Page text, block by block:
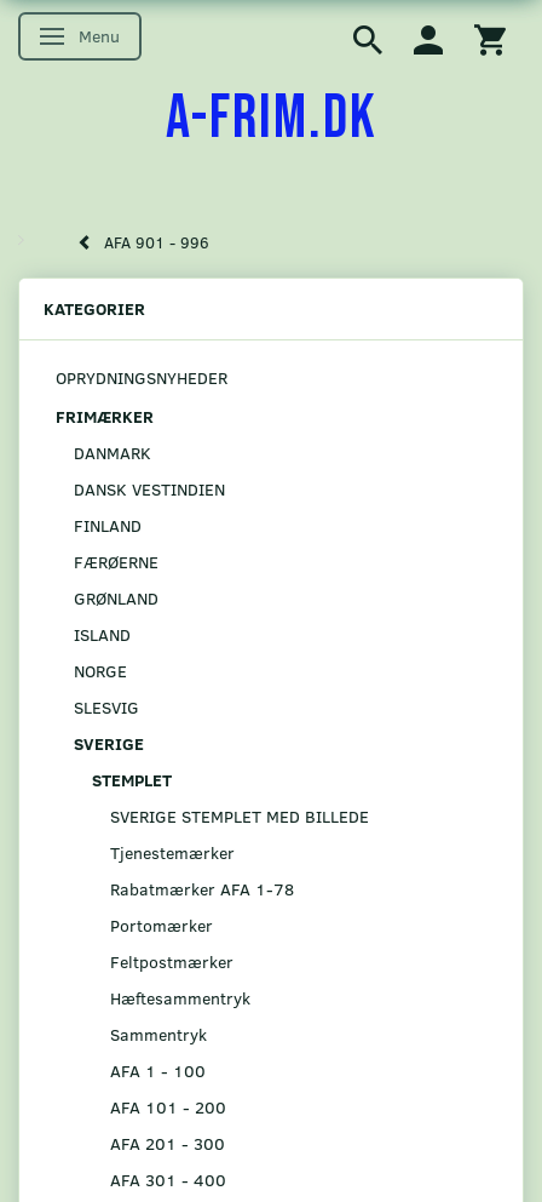
Skifte navigation
Menu
A-FRIM.DK
AFA 901 - 996
KATEGORIER
OPRYDNINGSNYHEDER
FRIMÆRKER
DANMARK
DANSK VESTINDIEN
FINLAND
FÆRØERNE
GRØNLAND
ISLAND
NORGE
SLESVIG
SVERIGE
STEMPLET
SVERIGE STEMPLET MED BILLEDE
Tjenestemærker
Rabatmærker AFA 1-78
Portomærker
Feltpostmærker
Hæftesammentryk
Sammentryk
AFA 1 - 100
AFA 101 - 200
AFA 201 - 300
AFA 301 - 400